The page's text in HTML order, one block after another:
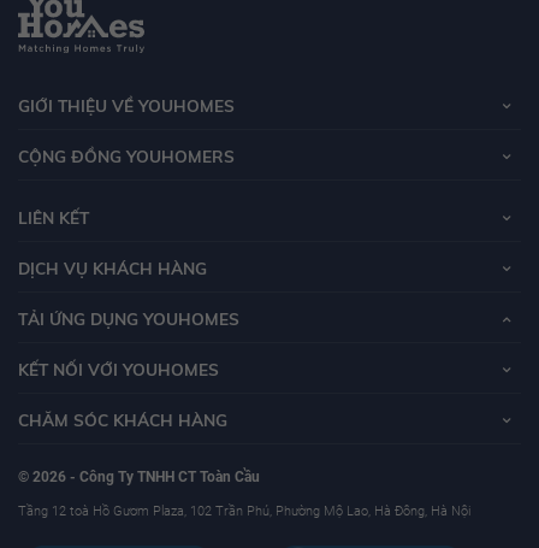
GIỚI THIỆU VỀ YOUHOMES
CỘNG ĐỒNG YOUHOMERS
LIÊN KẾT
DỊCH VỤ KHÁCH HÀNG
TẢI ỨNG DỤNG YOUHOMES
KẾT NỐI VỚI YOUHOMES
CHĂM SÓC KHÁCH HÀNG
© 2026 - Công Ty TNHH CT Toàn Cầu
Tầng 12 toà Hồ Gươm Plaza, 102 Trần Phú, Phường Mộ Lao, Hà Đông, Hà Nội